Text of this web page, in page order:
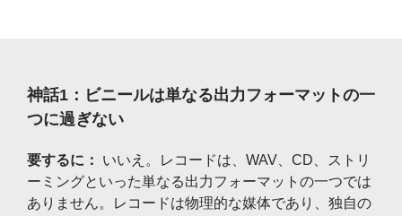
神話1：ビニールは単なる出力フォーマットの一
つに過ぎない
要するに：
いいえ。レコードは、WAV、CD、ストリ
ーミングといった単なる出力フォーマットの一つでは
ありません。レコードは物理的な媒体であり、独自の